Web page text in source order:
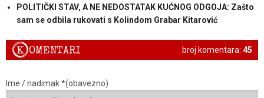
POLITIČKI STAV, A NE NEDOSTATAK KUĆNOG ODGOJA: Zašto
sam se odbila rukovati s Kolindom Grabar Kitarović
broj komentara: 45
KOMENTARI
Ime / nadimak *(obavezno)